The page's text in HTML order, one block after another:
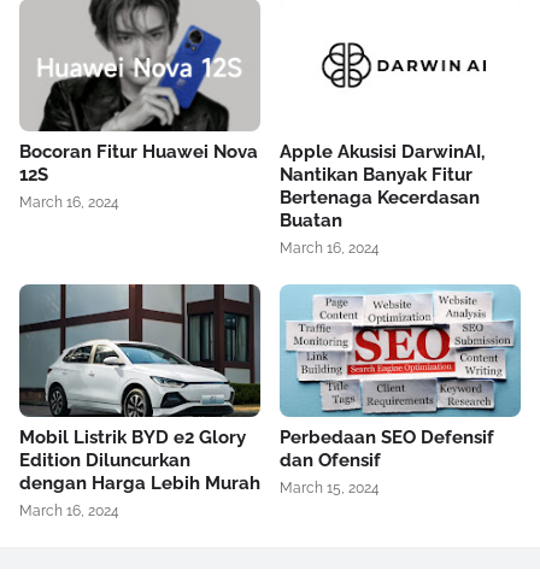
Bocoran Fitur Huawei Nova
12S
March 16, 2024
Apple Akusisi DarwinAI,
Nantikan Banyak Fitur
Bertenaga Kecerdasan
Buatan
March 16, 2024
Mobil Listrik BYD e2 Glory
Edition Diluncurkan
dengan Harga Lebih Murah
March 16, 2024
Perbedaan SEO Defensif
dan Ofensif
March 15, 2024